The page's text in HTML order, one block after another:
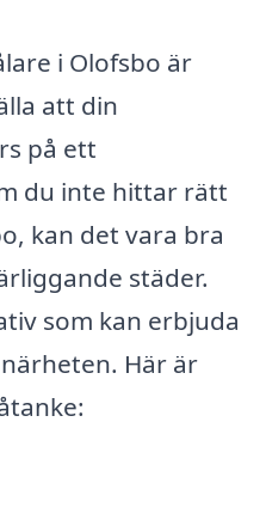
i Olofsbo är
att din
på ett
du inte hittar rätt
kan det vara bra
städer.
som kan erbjuda
Här är